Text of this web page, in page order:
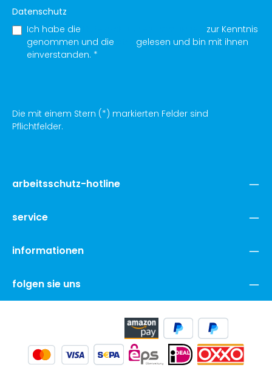
Datenschutz
Ich habe die
zur Kenntnis
genommen und die
gelesen und bin mit ihnen
einverstanden. *
Die mit einem Stern (*) markierten Felder sind
Pflichtfelder.
arbeitsschutz-hotline
service
informationen
folgen sie uns